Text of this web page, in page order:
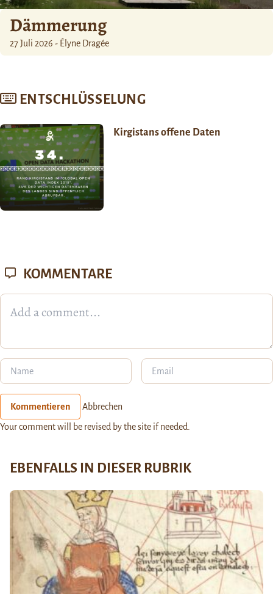
Dämmerung
27 Juli 2026 - Élyne Dragée
ENTSCHLÜSSELUNG
Kirgistans offene Daten
KOMMENTARE
Kommentieren Abbrechen
Your comment will be revised by the site if needed.
EBENFALLS IN DIESER RUBRIK